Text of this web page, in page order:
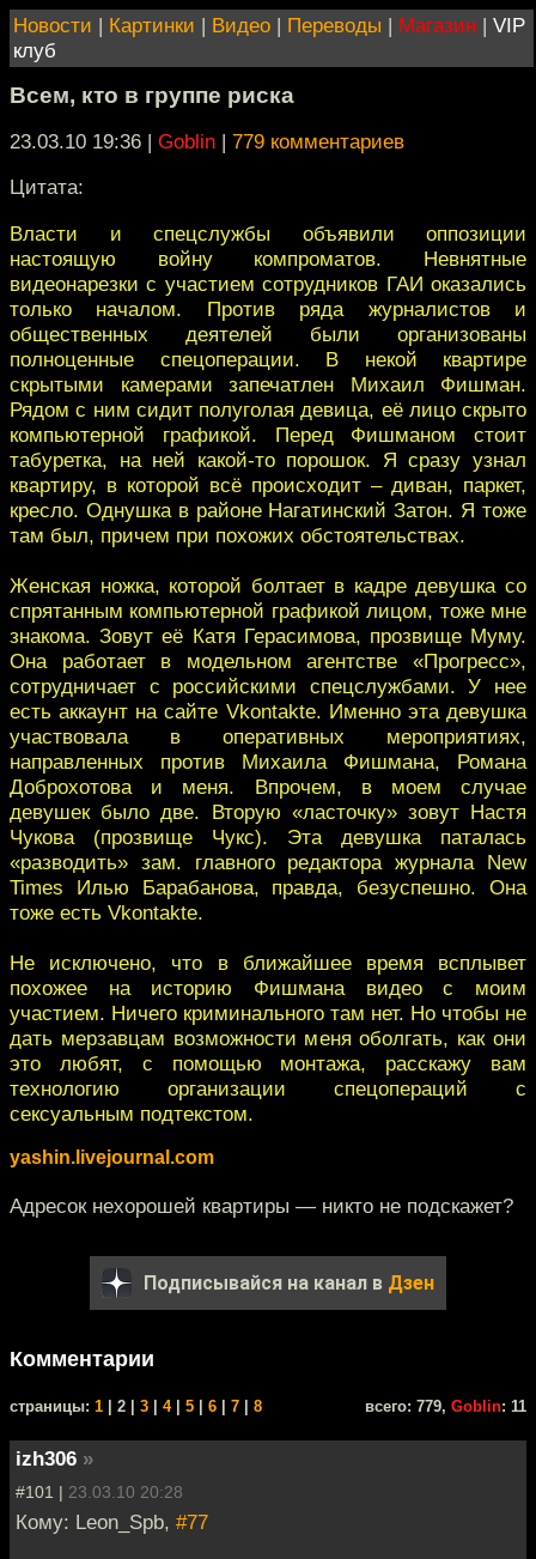
Новости | Картинки | Видео | Переводы | Магазин | VIP
клуб
Всем, кто в группе риска
23.03.10 19:36 | Goblin | 779 комментариев
Цитата:
Власти и спецслужбы объявили оппозиции
настоящую войну компроматов. Невнятные
видеонарезки с участием сотрудников ГАИ оказались
только началом. Против ряда журналистов и
общественных деятелей были организованы
полноценные спецоперации. В некой квартире
скрытыми камерами запечатлен Михаил Фишман.
Рядом с ним сидит полуголая девица, её лицо скрыто
компьютерной графикой. Перед Фишманом стоит
табуретка, на ней какой-то порошок. Я сразу узнал
квартиру, в которой всё происходит – диван, паркет,
кресло. Однушка в районе Нагатинский Затон. Я тоже
там был, причем при похожих обстоятельствах.
Женская ножка, которой болтает в кадре девушка со
спрятанным компьютерной графикой лицом, тоже мне
знакома. Зовут её Катя Герасимова, прозвище Муму.
Она работает в модельном агентстве «Прогресс»,
сотрудничает с российскими спецслужбами. У нее
есть аккаунт на сайте Vkontakte. Именно эта девушка
участвовала в оперативных мероприятиях,
направленных против Михаила Фишмана, Романа
Доброхотова и меня. Впрочем, в моем случае
девушек было две. Вторую «ласточку» зовут Настя
Чукова (прозвище Чукс). Эта девушка паталась
«разводить» зам. главного редактора журнала New
Times Илью Барабанова, правда, безуспешно. Она
тоже есть Vkontakte.
Не исключено, что в ближайшее время всплывет
похожее на историю Фишмана видео с моим
участием. Ничего криминального там нет. Но чтобы не
дать мерзавцам возможности меня оболгать, как они
это любят, с помощью монтажа, расскажу вам
технологию организации спецопераций с
сексуальным подтекстом.
yashin.livejournal.com
Адресок нехорошей квартиры — никто не подскажет?
Подписывайся на канал в Дзен
Комментарии
cтраницы: 1 | 2 | 3 4| 5 6 7 8 всего: 779, Goblin: 11
izh306 »
#101 | 23.03.10 20:28
Кому: Leon_Spb, #77